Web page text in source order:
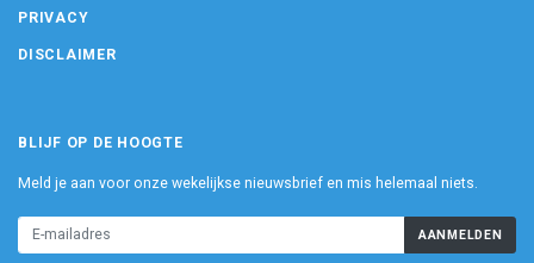
PRIVACY
DISCLAIMER
BLIJF OP DE HOOGTE
Meld je aan voor onze wekelijkse nieuwsbrief en mis helemaal niets.
AANMELDEN